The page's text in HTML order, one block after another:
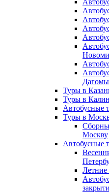
Туры в
Туры в
Автобусные
Туры в
Москву
Автобусные
Летние